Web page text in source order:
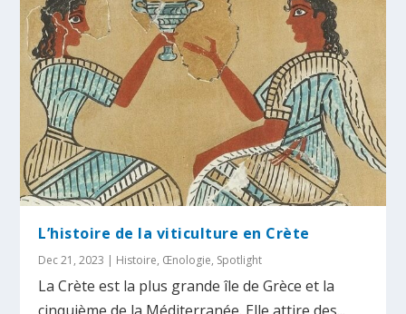
L’histoire de la viticulture en Crète
Dec 21, 2023 | Histoire, Œnologie, Spotlight
La Crète est la plus grande île de Grèce et la